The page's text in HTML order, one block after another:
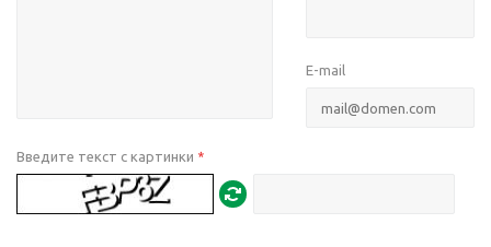
E-mail
Введите текст с картинки *